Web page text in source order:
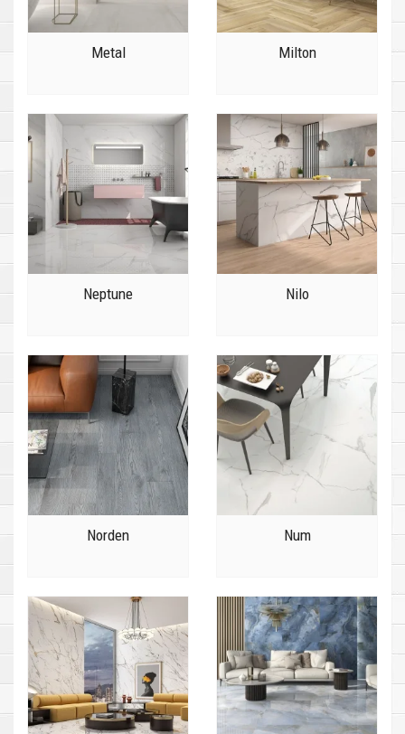
Metal Milton
Neptune Nilo
Norden Num